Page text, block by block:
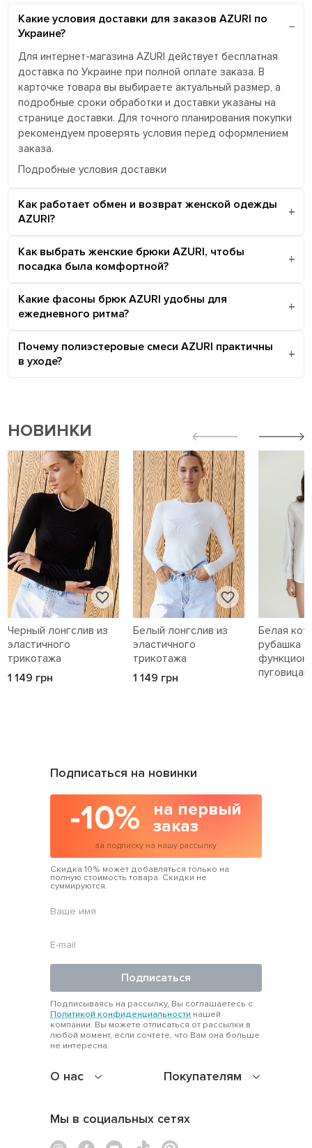
Какие условия доставки для заказов AZURI по
Украине?
Для интернет-магазина AZURI действует бесплатная
доставка по Украине при полной оплате заказа. В
карточке товара вы выбираете актуальный размер, а
подробные сроки обработки и доставки указаны на
странице доставки. Для точного планирования покупки
рекомендуем проверять условия перед оформлением
заказа.
Подробные условия доставки
Как работает обмен и возврат женской одежды
AZURI?
Как выбрать женские брюки AZURI, чтобы
посадка была комфортной?
Какие фасоны брюк AZURI удобны для
ежедневного ритма?
Почему полиэстеровые смеси AZURI практичны
в уходе?
НОВИНКИ
Черный лонгслив из
эластичного
трикотажа
1 149 грн
Белый лонгслив из
эластичного
трикотажа
1 149 грн
Белая
рубашка с
О нас Покупателям
Подписаться на новинки
-10%
на первый
заказ
за подписку на нашу рассылку
Скидка 10% может добавляться только на
полную стоимость товара. Скидки не
суммируются.
Подписаться
Подписываясь на рассылку, Вы соглашаетесь с
Политикой конфиденциальности нашей
компании. Вы можете отписаться от рассылки в
любой момент, если сочтете, что Вам она больше
не интересна.
Мы в социальных сетях